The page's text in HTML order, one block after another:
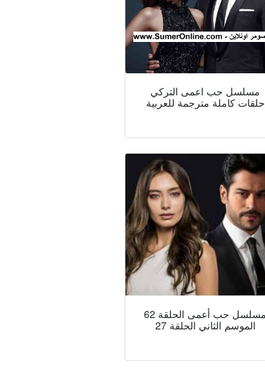
مسلسل حب اعمى التركي
حلقات كاملة مترجمة للعربية
مسلسل حب أعمى الحلقة 62
الموسم الثاني الحلقة 27